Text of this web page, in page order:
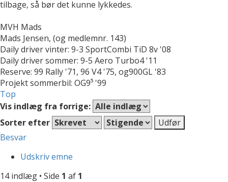
tilbage, så bør det kunne lykkedes.
MVH Mads
Mads Jensen, (og medlemnr. 143)
Daily driver vinter: 9-3 SportCombi TiD 8v '08
Daily driver sommer: 9-5 Aero Turbo4 '11
Reserve: 99 Rally '71, 96 V4 '75, og900GL '83
Projekt sommerbil: OG9⁵ '99
Top
Vis indlæg fra forrige:
Sorter efter
Besvar
Udskriv emne
14 indlæg • Side 1 af 1